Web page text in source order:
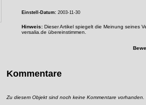
Einstell-Datum: 2003-11-30
Hinweis: Dieser Artikel spiegelt die Meinung seines
versalia.de übereinstimmen.
Kommentare
Zu diesem Objekt sind noch keine Kommentare vorhanden.